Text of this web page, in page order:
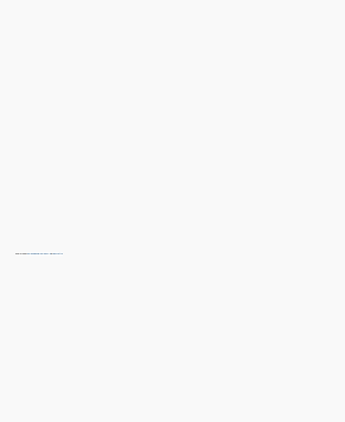
Powered byembedgooglemaps DE&link Match